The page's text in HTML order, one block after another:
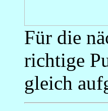
Für die
richtige
gleich